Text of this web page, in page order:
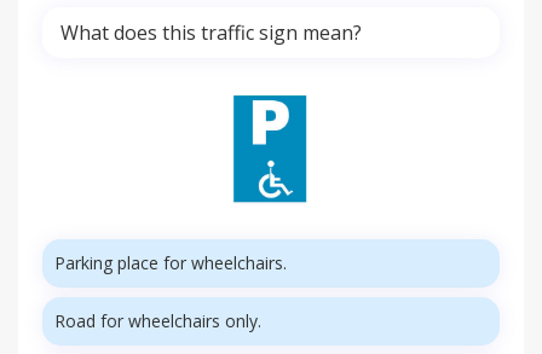
What does this traffic sign mean?
Parking place for wheelchairs.
Road for wheelchairs only.